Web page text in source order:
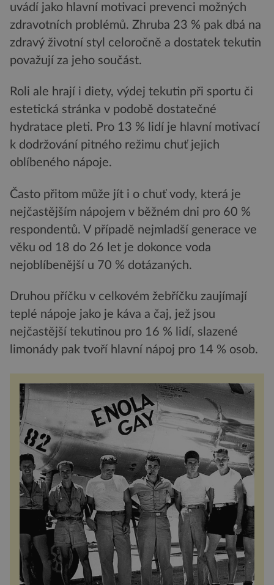
uvádí jako hlavní motivaci prevenci možných
zdravotních problémů. Zhruba 23 % pak dbá na
zdravý životní styl celoročně a dostatek tekutin
považují za jeho součást.
Roli ale hrají i diety, výdej tekutin při sportu či
estetická stránka v podobě dostatečné
hydratace pleti. Pro 13 % lidí je hlavní motivací
k dodržování pitného režimu chuť jejich
oblíbeného nápoje.
Často přitom může jít i o chuť vody, která je
nejčastějším nápojem v běžném dni pro 60 %
respondentů. V případě nejmladší generace ve
věku od 18 do 26 let je dokonce voda
nejoblíbenější u 70 % dotázaných.
Druhou příčku v celkovém žebříčku zaujímají
teplé nápoje jako je káva a čaj, jež jsou
nejčastější tekutinou pro 16 % lidí, slazené
limonády pak tvoří hlavní nápoj pro 14 % osob.